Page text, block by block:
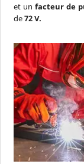
et unfacteur de
de72 V.